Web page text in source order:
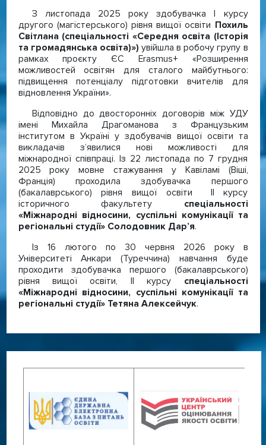
З листопада 2025 року здобувачка І курсу
другого (магістерського) рівня вищої освіти Похиль
Світлана (спеціальності «Середня освіта (Історія
та громадянська освіта)») увійшла в робочу групу в
рамках проєкту ЄС Erasmus+ «Розширення
можливостей освітян для сталого майбутнього:
підвищення потенціалу підготовки вчителів для
відновлення України».
Відповідно до двосторонніх договорів між УДУ
імені Михайла Драгоманова з Французьким
інститутом в Україні у здобувачів вищої освіти та
викладачів з’явилися нові можливості для
міжнародної співпраці. Із 22 листопада по 7 грудня
2025 року мовне стажування у Кавіламі (Віші,
Франція) проходила здобувачка першого
(бакалаврського) рівня вищої освіти ІІ курсу
історичного факультету спеціальності
«Міжнародні відносини, суспільні комунікації та
регіональні студії» Солодовник Дар’я.
Із 16 лютого по 30 червня 2026 року в
Університеті Анкари (Туреччина) навчання буде
проходити здобувачка першого (бакалаврського)
рівня вищої освіти, ІІ курсу спеціальності
«Міжнародні відносини, суспільні комунікації та
регіональні студії» Тетяна Алексейчук.